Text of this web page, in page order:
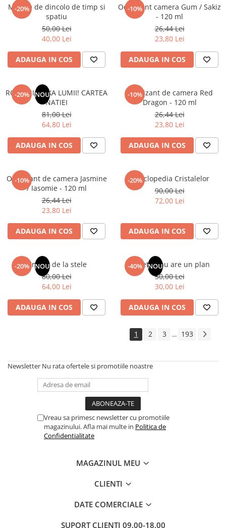
Teatru
Teens Book Club
Birotica & Papetarie
Adezivi si benzi adezive
Accesorii Arhivare
Hartie si Accesorii
Instrumente de scris
Organizare si Arhivare
Articole scolare
Arta
Caiete si Carnetele scolare
Ghiozdane si Penare scolare
Instrumente si Truse Geometrie
Seturi scolare
Calculator
Consumabile & Accesorii
Cadouri
Literatura Romana
Literatura Universala
Carte Prescolara, Joc
Carti cartonate
-20%
Mesaje de dincolo de timp si
spatiu
50,00 Lei
40,00 Lei
ADAUGA IN COS
-10%
Odorizant camera Gum / Sakiz
- 120 ml
26,44 Lei
23,80 Lei
ADAUGA IN COS
-20% NOU
ROMANIA, AXA LUMII! CARTEA
NATIEI
81,00 Lei
64,80 Lei
ADAUGA IN COS
-10%
Odorizant de camera Red
Dragon - 120 ml
26,44 Lei
23,80 Lei
ADAUGA IN COS
-10%
Odorizant de camera Jasmine
/ Iasomie - 120 ml
26,44 Lei
23,80 Lei
ADAUGA IN COS
-20%
Enciclopedia Cristalelor
90,00 Lei
72,00 Lei
ADAUGA IN COS
-20% NOU
Un dar de la stele
80,00 Lei
64,00 Lei
ADAUGA IN COS
-40% NOU
Sufletul tau are un plan
50,00 Lei
30,00 Lei
ADAUGA IN COS
1 2 3 ... 193
Newsletter Nu rata ofertele si promotiile noastre
Vreau sa primesc newsletter cu promotiile
magazinului. Afla mai multe in Politica de
Confidentialitate
MAGAZINUL MEU
CLIENTI
DATE COMERCIALE
SUPORT CLIENTI 09.00-18.00